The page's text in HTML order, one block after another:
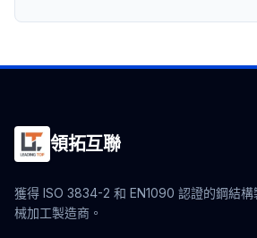
領拓互聯
獲得 ISO 3834-2 和 EN1090 認證的鋼結
械加工製造商。